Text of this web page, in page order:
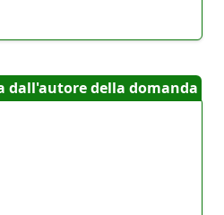
dall'autore della domanda